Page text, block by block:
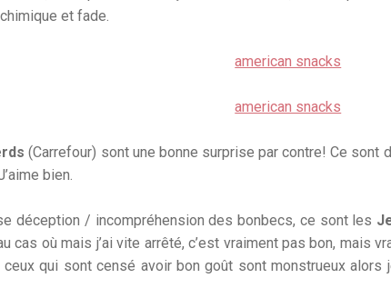
et fade.
(Carrefour) sont une bonne surprise par contre! Ce
bien.
déception / incompréhension des bonbecs, ce sont les
cas où mais j’ai vite arrêté, c’est vraiment pas bon, mais
qui sont censé avoir bon goût sont monstrueux alors